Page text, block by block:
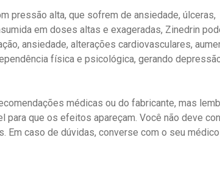
pressão alta, que sofrem de ansiedade, úlceras,
em doses altas e exageradas, Zinedrin
ansiedade, alterações cardiovasculares,
física e psicológica, gerando
médicas ou do fabricante, mas
que os efeitos apareçam. Você não deve
Em caso de dúvidas, converse com o seu